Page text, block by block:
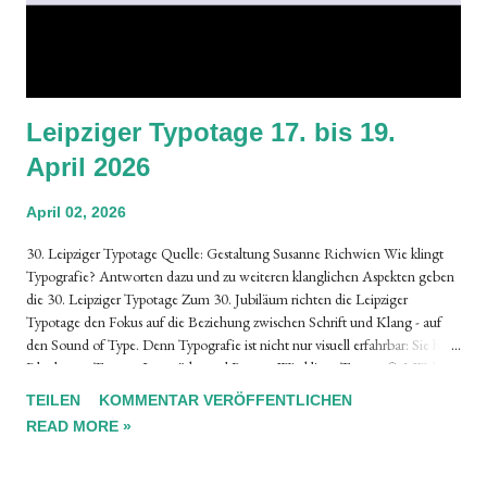
Leipziger Typotage 17. bis 19.
April 2026
April 02, 2026
30. Leipziger Typotage Quelle: Gestaltung Susanne Richwien Wie klingt
Typografie? Antworten dazu und zu weiteren klanglichen Aspekten geben
die 30. Leipziger Typotage Zum 30. Jubiläum richten die Leipziger
Typotage den Fokus auf die Beziehung zwischen Schrift und Klang - auf
den Sound of Type. Denn Typografie ist nicht nur visuell erfahrbar: Sie hat
Rhythmus, Tempo, Lautstärke und Pausen. Wie klingt Typografie? Welche
akustischen, musikalischen oder sprachlichen Qualitäten stecken in
und Rhythmus unsere Wahrnehmung von Schrift? Mit einem Klick auf den
TEILEN
KOMMENTAR VERÖFFENTLICHEN
READ MORE »